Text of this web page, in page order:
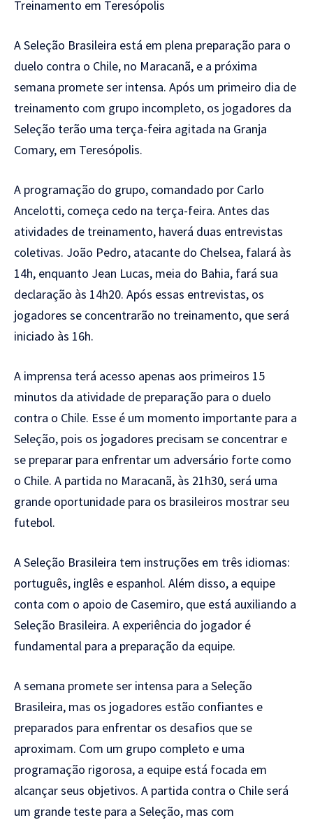
Treinamento em Teresópolis
A Seleção Brasileira está em plena preparação para o
duelo contra o Chile, no Maracanã, e a próxima
semana promete ser intensa. Após um primeiro dia de
treinamento com grupo incompleto, os jogadores da
Seleção terão uma terça-feira agitada na Granja
Comary, em Teresópolis.
A programação do grupo, comandado por Carlo
Ancelotti, começa cedo na terça-feira. Antes das
atividades de treinamento, haverá duas entrevistas
coletivas. João Pedro, atacante do Chelsea, falará às
14h, enquanto Jean Lucas, meia do Bahia, fará sua
declaração às 14h20. Após essas entrevistas, os
jogadores se concentrarão no treinamento, que será
iniciado às 16h.
A imprensa terá acesso apenas aos primeiros 15
minutos da atividade de preparação para o duelo
contra o Chile. Esse é um momento importante para a
Seleção, pois os jogadores precisam se concentrar e
se preparar para enfrentar um adversário forte como
o Chile. A partida no Maracanã, às 21h30, será uma
grande oportunidade para os brasileiros mostrar seu
futebol.
A Seleção Brasileira tem instruções em três idiomas:
português, inglês e espanhol. Além disso, a equipe
conta com o apoio de Casemiro, que está auxiliando a
Seleção Brasileira. A experiência do jogador é
fundamental para a preparação da equipe.
A semana promete ser intensa para a Seleção
Brasileira, mas os jogadores estão confiantes e
preparados para enfrentar os desafios que se
aproximam. Com um grupo completo e uma
programação rigorosa, a equipe está focada em
alcançar seus objetivos. A partida contra o Chile será
um grande teste para a Seleção, mas com